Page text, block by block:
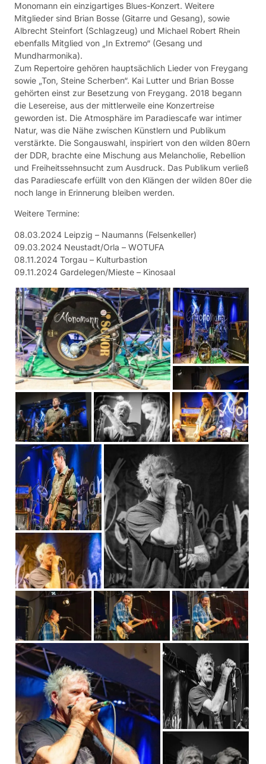
Monomann ein einzigartiges Blues-Konzert. Weitere
Mitglieder sind Brian Bosse (Gitarre und Gesang), sowie
Albrecht Steinfort (Schlagzeug) und Michael Robert Rhein
ebenfalls Mitglied von „In Extremo“ (Gesang und
Mundharmonika).
Zum Repertoire gehören hauptsächlich Lieder von Freygang
sowie „Ton, Steine Scherben“. Kai Lutter und Brian Bosse
gehörten einst zur Besetzung von Freygang. 2018 begann
die Lesereise, aus der mittlerweile eine Konzertreise
geworden ist. Die Atmosphäre im Paradiescafe war intimer
Natur, was die Nähe zwischen Künstlern und Publikum
verstärkte. Die Songauswahl, inspiriert von den wilden 80ern
der DDR, brachte eine Mischung aus Melancholie, Rebellion
und Freiheitssehnsucht zum Ausdruck. Das Publikum verließ
das Paradiescafe erfüllt von den Klängen der wilden 80er die
noch lange in Erinnerung bleiben werden.
Weitere Termine:
08.03.2024 Leipzig – Naumanns (Felsenkeller)
09.03.2024 Neustadt/Orla – WOTUFA
08.11.2024 Torgau – Kulturbastion
09.11.2024 Gardelegen/Mieste – Kinosaal